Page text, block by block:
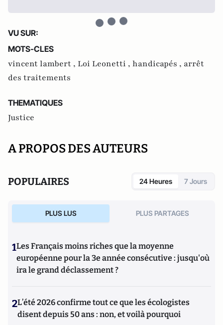
VU SUR:
MOTS-CLES
vincent lambert , Loi Leonetti , handicapés , arrêt
des traitements
THEMATIQUES
Justice
A PROPOS DES AUTEURS
POPULAIRES 24 Heures 7 Jours
PLUS LUS PLUS PARTAGES
1Les Français moins riches que la moyenne
européenne pour la 3e année consécutive : jusqu'où
ira le grand déclassement ?
2L’été 2026 confirme tout ce que les écologistes
disent depuis 50 ans : non, et voilà pourquoi